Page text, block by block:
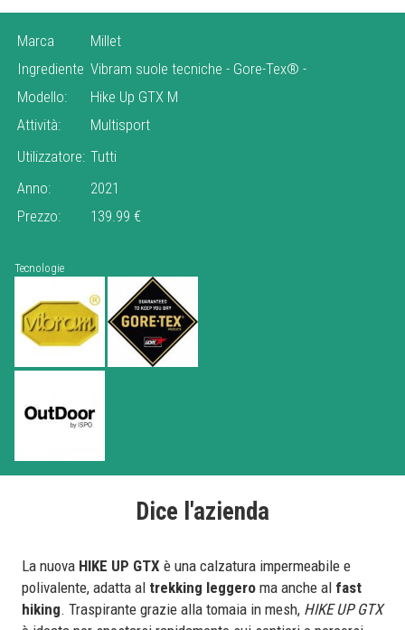
Marca
Millet
Ingrediente Vibram suole tecniche - Gore-Tex® -
Modello:
Hike Up GTX M
Attività:
Multisport
Utilizzatore: Tutti
Anno:
2021
Prezzo:
139.99 €
Tecnologie
Dice l'azienda
La nuova HIKE UP GTX è una calzatura impermeabile e
polivalente, adatta al trekking leggero ma anche al fast
hiking. Traspirante grazie alla tomaia in mesh, HIKE UP GTX